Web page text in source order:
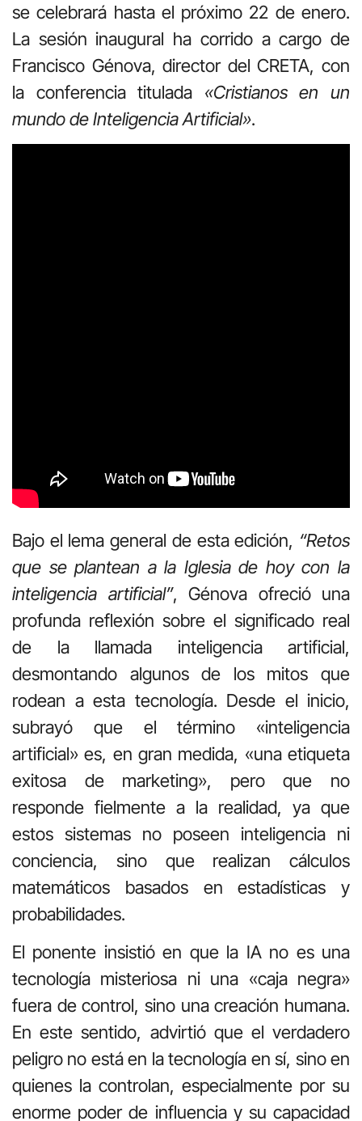
se celebrará hasta el próximo 22 de enero.
La sesión inaugural ha corrido a cargo de
Francisco Génova, director del CRETA, con
la conferencia titulada «Cristianos en un
mundo de Inteligencia Artificial».
Bajo el lema general de esta edición, “Retos
que se plantean a la Iglesia de hoy con la
inteligencia artificial”, Génova ofreció una
profunda reflexión sobre el significado real
de la llamada inteligencia artificial,
desmontando algunos de los mitos que
rodean a esta tecnología. Desde el inicio,
subrayó que el término «inteligencia
artificial» es, en gran medida, «una etiqueta
exitosa de marketing», pero que no
responde fielmente a la realidad, ya que
estos sistemas no poseen inteligencia ni
conciencia, sino que realizan cálculos
matemáticos basados en estadísticas y
probabilidades.
El ponente insistió en que la IA no es una
tecnología misteriosa ni una «caja negra»
fuera de control, sino una creación humana.
En este sentido, advirtió que el verdadero
peligro no está en la tecnología en sí, sino en
quienes la controlan, especialmente por su
enorme poder de influencia y su capacidad